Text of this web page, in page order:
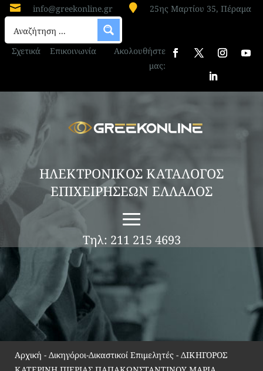
 info@greekonline.gr  25ης Μαρτίου 35, Πέραμα
Σχετικά Επικοινωνία
Ακολουθήστε
μας:
ΗΛΕΚΤΡΟΝΙΚΟΣ ΚΑΤΑΛΟΓΟΣ
ΕΠΙΧΕΙΡΗΣΕΩΝ ΕΛΛΑΔΟΣ
Τηλ: 211 215 4693
Αρχική - Δικηγόροι-Δικαστικοί Επιμελητές- ΔΙΚΗΓΟΡΟΣ